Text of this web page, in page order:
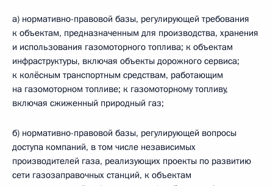
а) нормативно-правовой базы, регулирующей требования
к объектам, предназначенным для производства, хранения
и использования газомоторного топлива; к объектам
инфраструктуры, включая объекты дорожного сервиса;
к колёсным транспортным средствам, работающим
на газомоторном топливе; к газомоторному топливу,
включая сжиженный природный газ;
б) нормативно-правовой базы, регулирующей вопросы
доступа компаний, в том числе независимых
производителей газа, реализующих проекты по развитию
сети газозаправочных станций, к объектам